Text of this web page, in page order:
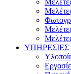
ΥΠΗΡΕΣΙΕΣ